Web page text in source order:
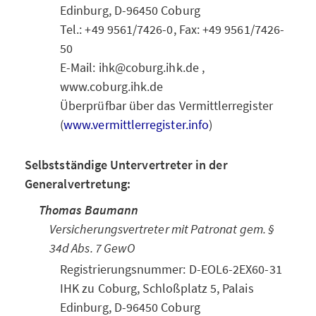
Edinburg, D-96450 Coburg
Tel.: +49 9561/7426-0, Fax: +49 9561/7426-
50
E-Mail: ihk@coburg.ihk.de ,
www.coburg.ihk.de
Überprüfbar über das Vermittlerregister
(www.vermittlerregister.info)
Selbstständige Untervertreter in der
Generalvertretung:
Thomas Baumann
Versicherungsvertreter mit Patronat gem. §
34d Abs. 7 GewO
Registrierungsnummer: D-EOL6-2EX60-31
IHK zu Coburg, Schloßplatz 5, Palais
Edinburg, D-96450 Coburg